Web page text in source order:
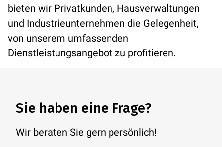
bieten wir Privatkunden, Hausverwaltungen
und Industrieunternehmen die Gelegenheit,
von unserem umfassenden
Dienstleistungsangebot zu profitieren.
Sie haben eine Frage?
Wir beraten Sie gern persönlich!